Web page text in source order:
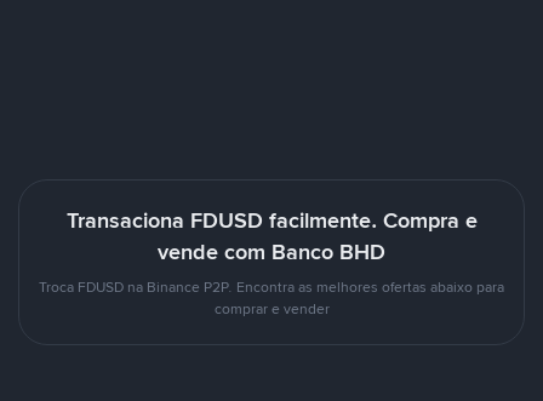
Transaciona FDUSD facilmente. Compra e
vende com Banco BHD
Troca FDUSD na Binance P2P. Encontra as melhores ofertas abaixo para
comprar e vender